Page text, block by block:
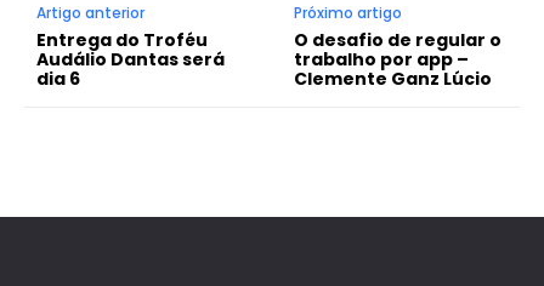
Artigo anterior
Entrega do Troféu
Audálio Dantas será
dia 6
Próximo artigo
O desafio de regular o
trabalho por app –
Clemente Ganz Lúcio